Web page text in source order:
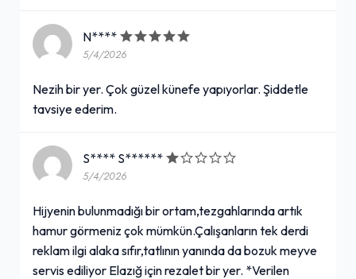
N****
5/4/2026
Nezih bir yer. Çok güzel künefe yapıyorlar. Şiddetle
tavsiye ederim.
S**** S******
5/4/2026
Hijyenin bulunmadığı bir ortam,tezgahlarında artık
hamur görmeniz çok mümkün.Çalışanların tek derdi
reklam ilgi alaka sıfır,tatlının yanında da bozuk meyve
servis ediliyor Elazığ için rezalet bir yer. *Verilen